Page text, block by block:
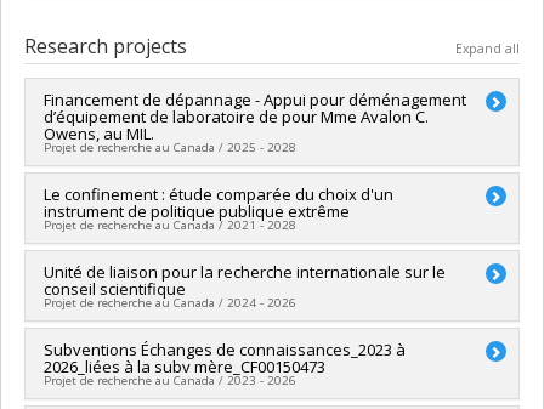
Cycle :Doctoral
Grade :Ph. D.
Lien vers le document dans Papyrus
Research projects Expand all
Financement de dépannage - Appui pour déménagement
d’équipement de laboratoire de pour Mme Avalon C.
Owens, au MIL.
Projet de recherche au Canada / 2025 - 2028
Lead researcher : Éric Montpetit
Funding sources:Université de Montréal
Grant programs:
Le confinement : étude comparée du choix d'un
instrument de politique publique extrême
Projet de recherche au Canada / 2021 - 2028
Lead researcher :Éric Montpetit
Funding sources:CRSH/Conseil de recherches en sciences
humaines du Canada
Grant programs:
Unité de liaison pour la recherche internationale sur le
conseil scientifique
Projet de recherche au Canada / 2024 - 2026
Lead researcher :Christian Dagenais
Co-researchers :Éric Montpetit,Thierry Warin
Ouimet
Subventions Échanges de connaissances_2023 à
2026_liées à la subv mère_CF00150473
Projet de recherche au Canada / 2023 - 2026